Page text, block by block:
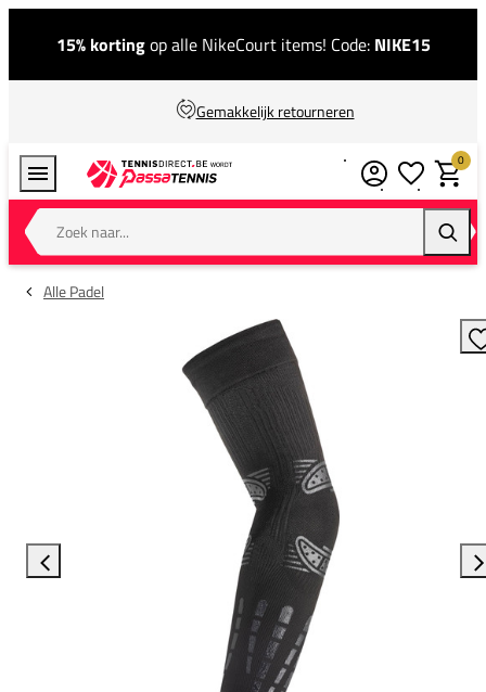
15% kortingop alle NikeCourt items! Code: NIKE15
Gemakkelijk retourneren
Zoek naar...
0
Alle Padel